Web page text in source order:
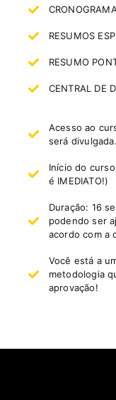
RESUMOS
RESUMO
CENTRAL DE
Acesso ao
será divulgada.
Início do
é IMEDIATO!)
Duração: 16
podendo ser
acordo com a
Você está a
metodologia
aprovação!